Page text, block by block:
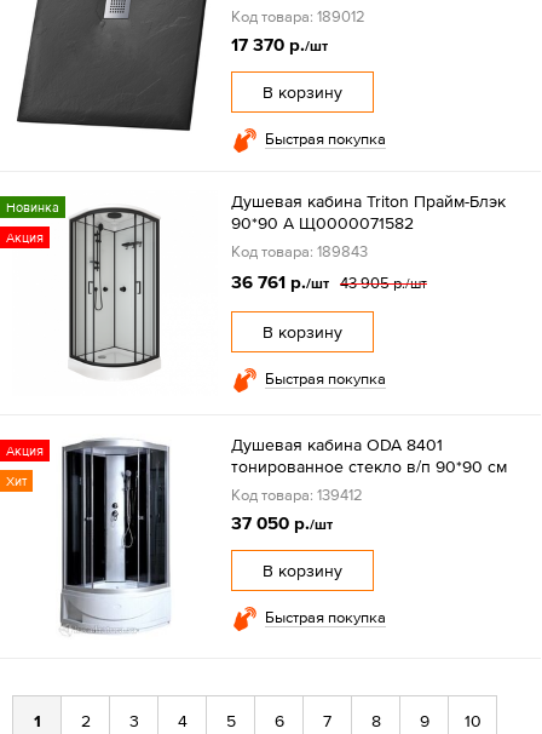
Код товара: 189012
17 370 р./шт
В корзину
Быстрая покупка
Новинка
Акция
Душевая кабина Triton Прайм-Блэк
90*90 А Щ0000071582
Код товара: 189843
36 761 р./шт 43 905 р./шт
В корзину
Быстрая покупка
Акция
Хит
Душевая кабина ODA 8401
тонированное стекло в/п 90*90 см
Код товара: 139412
37 050 р./шт
В корзину
Быстрая покупка
1 2 3 4 5 6 7 8 9 10